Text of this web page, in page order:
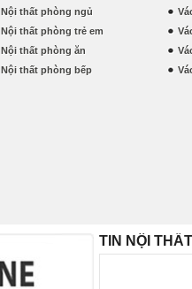
Nội thất phòng ngủ
Nội thất phòng trẻ em
Nội thất phòng ăn
Nội thất phòng bếp
TIN NỘI